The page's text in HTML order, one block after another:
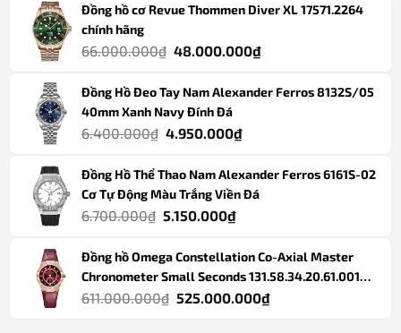
là:
tại
5.750.000₫.
Đồng hồ cơ Revue Thommen Diver XL 17571.2264
chính hãng
66.000.000₫ Giá
là:
66.000.000₫.
48.000.000₫Giá
tại
Đồng Hồ Đeo Tay Nam Alexander Ferros 8132S/05
40mm Xanh Navy Đính Đá
6.400.000₫ Giá
là:
6.400.000₫.
4.950.000₫Giá
tại
là:
Đồng Hồ Thể Thao Nam Alexander Ferros 6161S-02
Cơ Tự Động Màu Trắng Viền Đá
6.700.000₫ Giá
là:
6.700.000₫.
5.150.000₫Giá
tại
là:
5.150.000₫.
Đồng hồ Omega Constellation Co-Axial Master
Chronometer Small Seconds 131.58.34.20.61.001
13158342061001
611.000.000₫ Giá
525.000.000₫Giá